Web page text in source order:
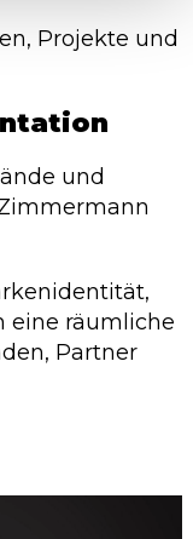
Projekte und
und
eine räumliche
Partner